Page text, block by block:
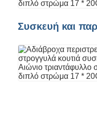
Συσκευή και